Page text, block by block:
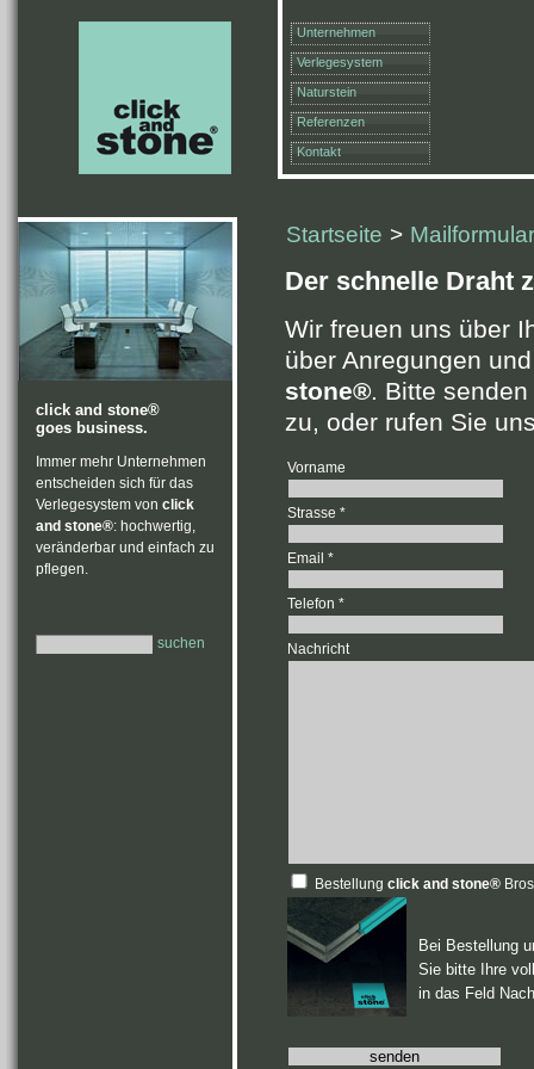
Unternehmen
Verlegesystem
Naturstein
Referenzen
Kontakt
Startseite > Mailformular
Der schnelle Draht
Wir freuen uns über
über Anregungen
stone®. Bitte
zu, oder rufen Sie
Vorname
Strasse *
Email *
Telefon *
Nachricht
Bestellung click and stone®
Bei Bestellung
Sie bitte Ihre
in das Feld
click and stone®
goes business.
Immer mehr Unternehmen
entscheiden sich für das
Verlegesystem von click
and stone®: hochwertig,
veränderbar und einfach zu
pflegen.
suchen